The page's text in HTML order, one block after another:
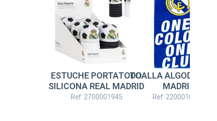
ESTUCHE PORTATODO
SILICONA REAL MADRID
Ref: 2700001945
TOALLA ALGODÓN
MADRID
Ref: 2200010392